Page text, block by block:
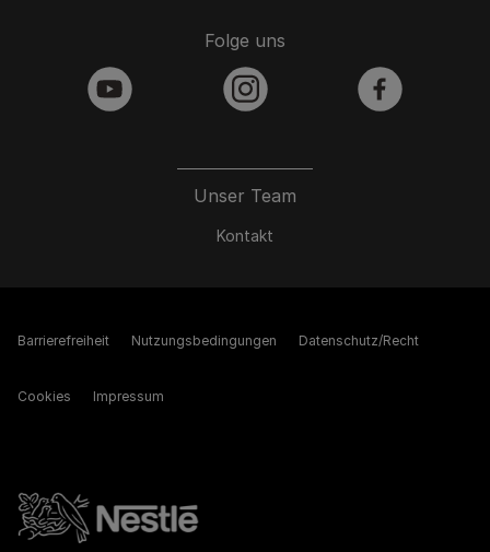
Unser Team
Kontakt
Folge uns
youtube instagram facebook
Barrierefreiheit Nutzungsbedingungen Datenschutz/Recht
Cookies Impressum